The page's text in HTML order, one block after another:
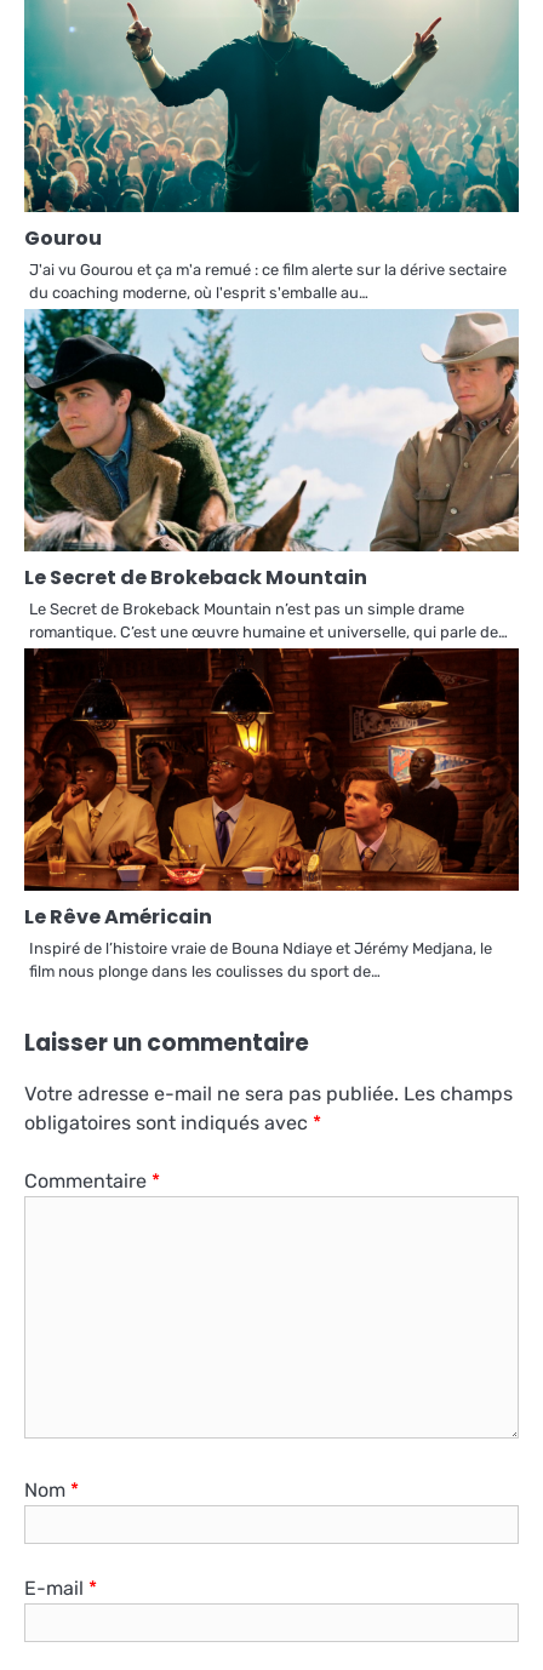
Gourou
J'ai vu Gourou et ça m'a remué : ce film alerte sur la dérive sectaire
du coaching moderne, où l'esprit s'emballe au…
Le Secret de Brokeback Mountain
Le Secret de Brokeback Mountain n’est pas un simple drame
romantique. C’est une œuvre humaine et universelle, qui parle de…
Le Rêve Américain
Inspiré de l’histoire vraie de Bouna Ndiaye et Jérémy Medjana, le
film nous plonge dans les coulisses du sport de…
Laisser un commentaire
Votre adresse e-mail ne sera pas publiée. Les champs
obligatoires sont indiqués avec *
Commentaire *
Nom *
E-mail *